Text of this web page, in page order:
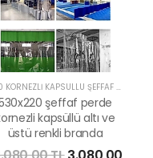
0.30 KORNEZLİ KAPSÜLLÜ ŞEFFAF PERDE
şeffaf perde
kapsüllü altı ve
üstü renkli branda